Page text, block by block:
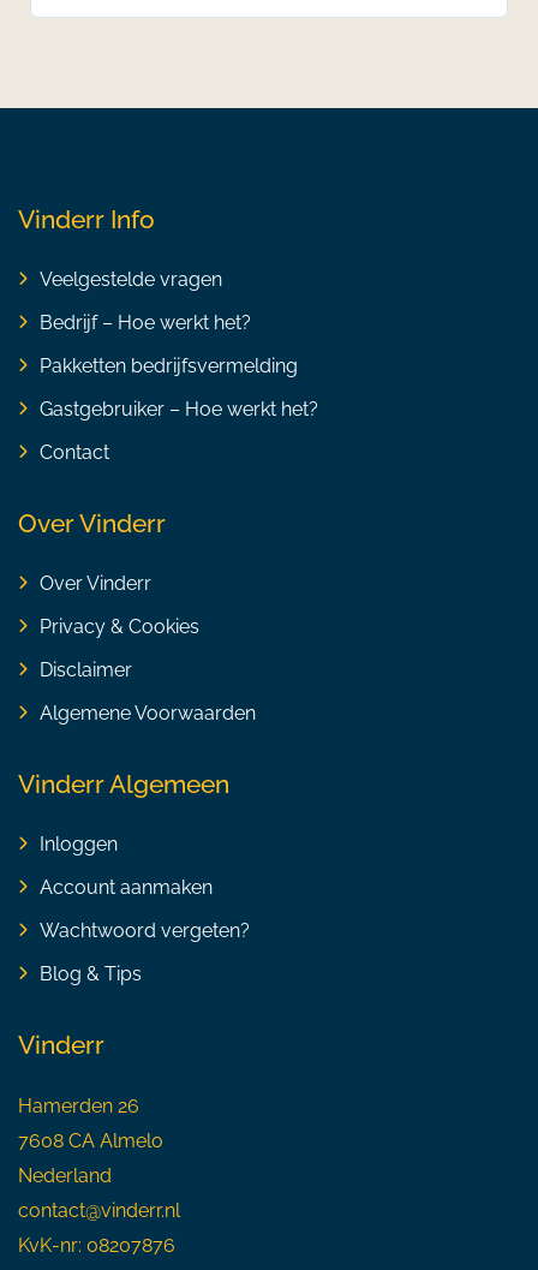
Vinderr Info
Veelgestelde vragen
Bedrijf – Hoe werkt het?
Pakketten bedrijfsvermelding
Gastgebruiker – Hoe werkt het?
Contact
Over Vinderr
Over Vinderr
Privacy & Cookies
Disclaimer
Algemene Voorwaarden
Vinderr Algemeen
Inloggen
Account aanmaken
Wachtwoord vergeten?
Blog & Tips
Vinderr
Hamerden 26
7608 CA Almelo
Nederland
contact@vinderr.nl
KvK-nr: 08207876